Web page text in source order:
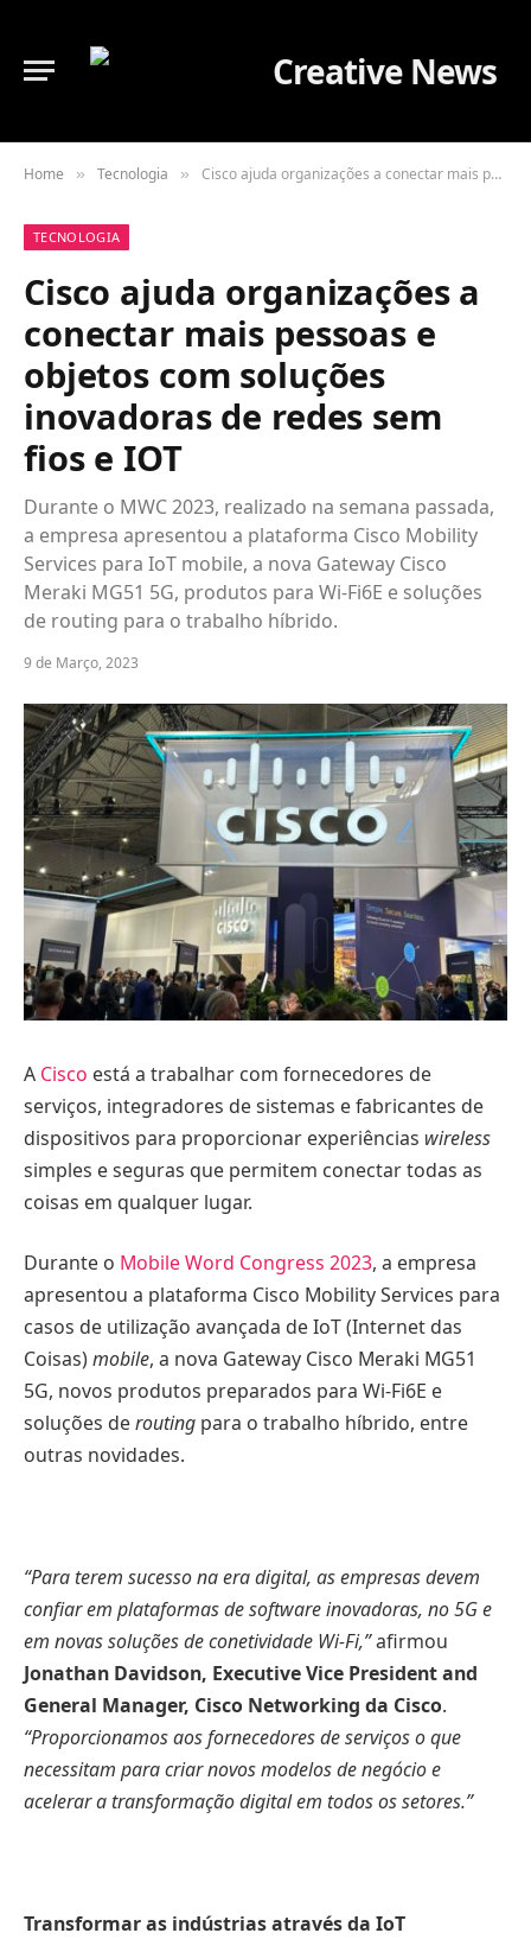
Home » Tecnologia » Cisco ajuda organizações a conectar mais pessoas e objetos com soluções inovadoras de redes sem fios e IOT
TECNOLOGIA
Cisco ajuda organizações a
conectar mais pessoas e
objetos com soluções
inovadoras de redes sem
fios e IOT
Durante o MWC 2023, realizado na semana passada,
a empresa apresentou a plataforma Cisco Mobility
Services para IoT mobile, a nova Gateway Cisco
Meraki MG51 5G, produtos para Wi-Fi6E e soluções
de routing para o trabalho híbrido.
9 de Março, 2023
A Cisco está a trabalhar com fornecedores de
serviços, integradores de sistemas e fabricantes de
dispositivos para proporcionar experiências wireless
simples e seguras que permitem conectar todas as
coisas em qualquer lugar.
Durante o Mobile Word Congress 2023, a empresa
apresentou a plataforma Cisco Mobility Services para
casos de utilização avançada de IoT (Internet das
Coisas)mobile, a nova Gateway Cisco Meraki MG51
5G, novos produtos preparados para Wi-Fi6E e
soluções derouting para o trabalho híbrido, entre
outras novidades.
“Para terem sucesso na era digital, as empresas devem
confiar em plataformas de software inovadoras, no 5G e
em novas soluções de conetividade Wi-Fi,”afirmou
Jonathan Davidson, Executive Vice President and
General Manager, Cisco Networking da Cisco.
“Proporcionamos aos fornecedores de serviços o que
necessitam para criar novos modelos de negócio e
acelerar a transformação digital em todos os setores.”
Transformar as indústrias através da IoT